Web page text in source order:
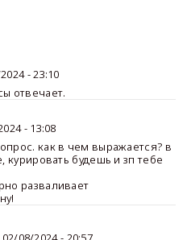
- 23:10
отвечает.
- 13:08
как в чем выражается? в
курировать будешь и зп тебе
разваливает